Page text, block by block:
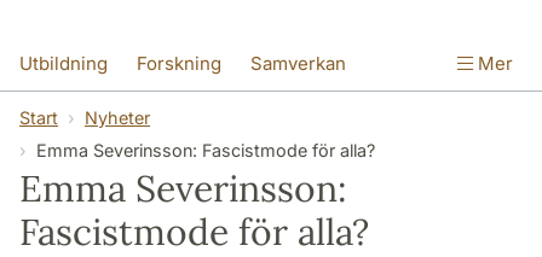
Utbildning Forskning Samverkan
Om institutionen
Mer
Start
Nyheter
Emma Severinsson: Fascistmode för alla?
Emma Severinsson:
Fascistmode för alla?